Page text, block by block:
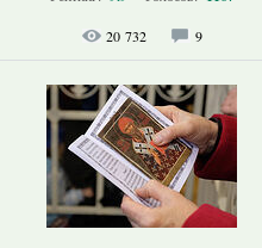
20 732 9